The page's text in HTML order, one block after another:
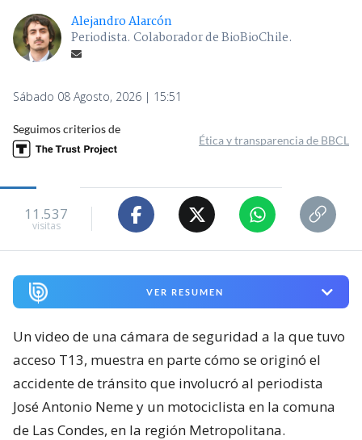
Alejandro Alarcón
Periodista. Colaborador de BioBioChile.
Sábado 08 Agosto, 2026 | 15:51
Seguimos criterios de
Ética y transparencia de BBCL
11.537
visitas
VER RESUMEN
Un video de una cámara de seguridad a la que tuvo
acceso T13, muestra en parte cómo se originó el
accidente de tránsito que involucró al periodista
José Antonio Neme y un motociclista en la comuna
de Las Condes, en la región Metropolitana.